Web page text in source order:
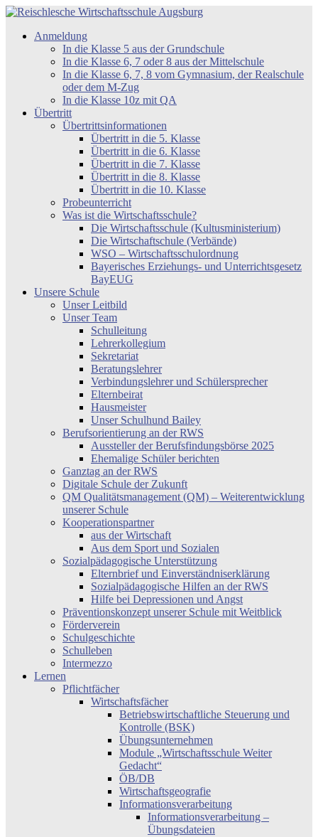
Zum
springen
Reischlesche
Wirtschaftsschule
Anmeldung
In die Klasse 5 aus der Grundschule
In die Klasse 6, 7 oder 8 aus der Mittelschule
In die Klasse 6, 7, 8 vom Gymnasium, der Realschule
oder dem M-Zug
In die Klasse 10z mit QA
Übertritt
Übertrittsinformationen
Übertritt in die 5. Klasse
Übertritt in die 6. Klasse
Übertritt in die 7. Klasse
Übertritt in die 8. Klasse
Übertritt in die 10. Klasse
Probeunterricht
Was ist die Wirtschaftsschule?
Die Wirtschaftsschule (Kultusministerium)
Die Wirtschaftschule (Verbände)
WSO – Wirtschaftsschulordnung
Bayerisches Erziehungs- und Unterrichtsgesetz
BayEUG
Unsere Schule
Unser Leitbild
Unser Team
Schulleitung
Lehrerkollegium
Sekretariat
Beratungslehrer
Verbindungslehrer und Schülersprecher
Elternbeirat
Hausmeister
Unser Schulhund Bailey
Berufsorientierung an der RWS
Aussteller der Berufsfindungsbörse 2025
Ehemalige Schüler berichten
Ganztag an der RWS
Digitale Schule der Zukunft
QM Qualitätsmanagement (QM) – Weiterentwicklung
unserer Schule
Kooperationspartner
aus der Wirtschaft
Aus dem Sport und Sozialen
Sozialpädagogische Unterstützung
Elternbrief und Einverständniserklärung
Sozialpädagogische Hilfen an der RWS
Hilfe bei Depressionen und Angst
Präventionskonzept unserer Schule mit Weitblick
Förderverein
Schulgeschichte
Schulleben
Intermezzo
Lernen
Pflichtfächer
Wirtschaftsfächer
Betriebswirtschaftliche Steuerung und
Kontrolle (BSK)
Übungsunternehmen
Module „Wirtschaftsschule Weiter
Gedacht“
ÖB/DB
Wirtschaftsgeografie
Informationsverarbeitung
Informationsverarbeitung –
Übungsdateien